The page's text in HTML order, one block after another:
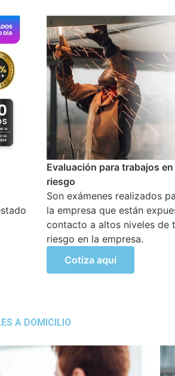
de
o
Examen Médico
Reincorporación Laboral
Este examen se realiza al
incorpora a la organización
sufrido alguna incapacidad
trabajo.
Cotiza aquí
A DOMICILIO